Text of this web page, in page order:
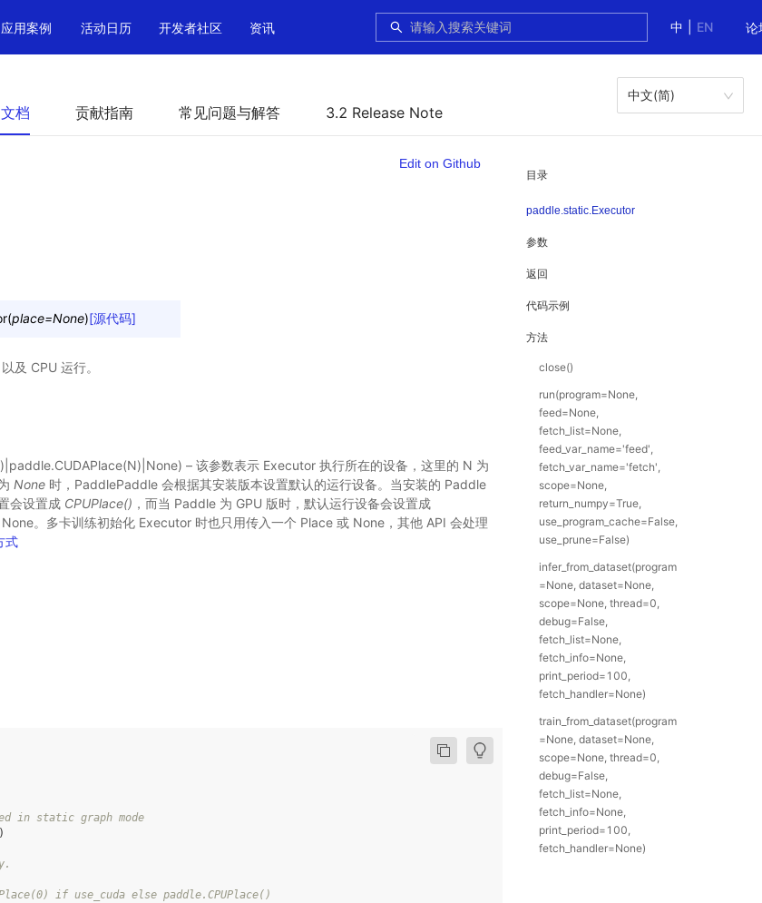
中
EN 论
应用案例 活动日历 开发者社区 资讯
档 贡献指南 常见问题与解答 3.2 Release Note
中文(简)
目录
paddle.static.Executor
参数
返回
代码示例
方法
close()
run(program=None,
feed=None,
fetch_list=None,
feed_var_name='feed',
fetch_var_name='fetch',
scope=None,
return_numpy=True,
use_program_cache=False,
use_prune=False)
infer_from_dataset(program
=None, dataset=None,
scope=None, thread=0,
debug=False,
fetch_list=None,
fetch_info=None,
print_period=100,
fetch_handler=None)
train_from_dataset(program
=None, dataset=None,
scope=None, thread=0,
debug=False,
fetch_list=None,
fetch_info=None,
print_period=100,
fetch_handler=None)
Edit on Github
(place=None)[源代码]
及 CPU 运行。
– 该参数表示 Executor 执行所在的设备，这里的 N 为
None 时，PaddlePaddle 会根据其安装版本设置默认的运行设备。当安装的 Paddle
会设置成 CPUPlace() ，而当 Paddle 为 GPU 版时，默认运行设备会设置成
None。多卡训练初始化 Executor 时也只用传入一个 Place 或 None，其他 API 会处理
式
in static graph mode
if use_cuda else paddle.CPUPlace()